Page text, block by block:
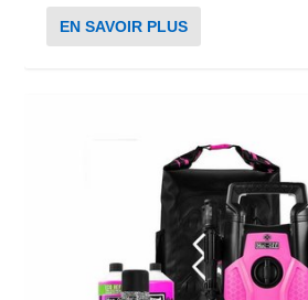
EN SAVOIR PLUS